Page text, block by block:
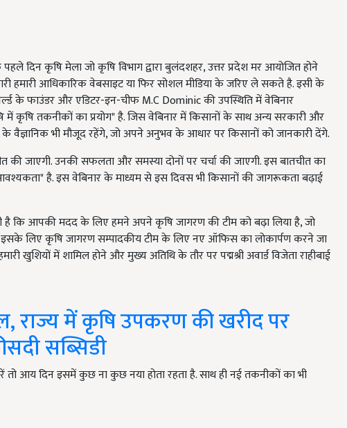
दिन कृषि मेला जो कृषि विभाग द्वारा बुलंदशहर, उत्तर प्रदेश मर आयोजित होने
हमारी आधिकारिक वेबसाइट या फिर सोशल मीडिया के जरिए ले सकते है. इसी के
के फाउंडर और एडिटर-इन-चीफ M.C Dominic की उपस्थिति में वेबिनार
में कृषि तकनीकों का प्रयोग" है. जिस वेबिनार में किसानों के साथ अन्य सरकारी और
वैज्ञानिक भी मौजूद रहेंगे, जो अपने अनुभव के आधार पर किसानों को जानकारी देंगे.
की जाएगी. उनकी सफलता और समस्या दोनों पर चर्चा की जाएगी. इस बातचीत का
है. इस वेबिनार के माध्यम से इस दिवस भी किसानों की जागरूकता बढ़ाई
है कि आपकी मदद के लिए हमने अपने कृषि जागरण की टीम को बढ़ा लिया है, जो
इसके लिए कृषि जागरण सम्पादकीय टीम के लिए नए ऑफिस का लोकार्पण करने जा
खुशियों में शामिल होने और मुख्य अतिथि के तौर पर पद्मश्री अवार्ड विजेता राहीबाई
राज्य में कृषि उपकरण की खरीद पर
सब्सिडी
आय दिन इसमें कुछ ना कुछ नया होता रहता है. साथ ही नई तकनीकों का भी